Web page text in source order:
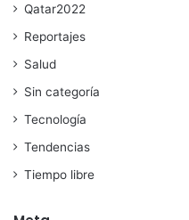
Qatar2022
Reportajes
Salud
Sin categoría
Tecnología
Tendencias
Tiempo libre